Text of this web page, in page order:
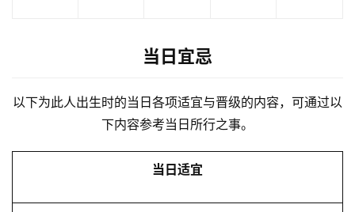
当日宜忌
以下为此人出生时的当日各项适宜与晋级的内容，可通过以
下内容参考当日所行之事。
当日适宜